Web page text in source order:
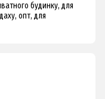
будинку, для
опт, для